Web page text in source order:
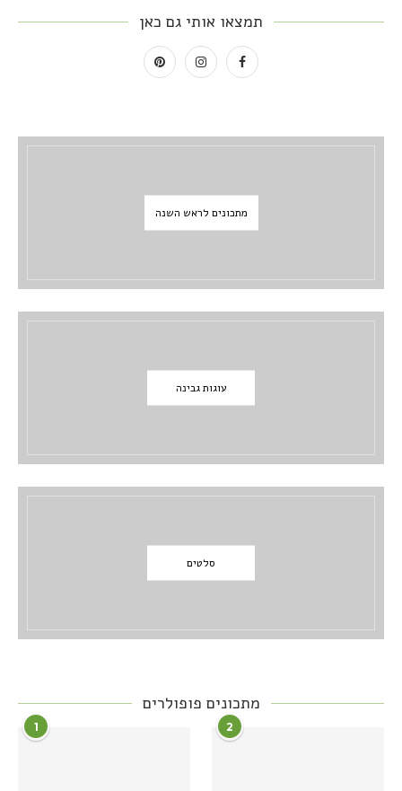
תמצאו אותי גם כאן
מתכונים לראש השנה
עוגות גבינה
סלטים
מתכונים פופולרים
1 2